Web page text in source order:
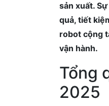
sản xuất.
quả, tiết
robot cộng
vận hành.
Tổng
2025